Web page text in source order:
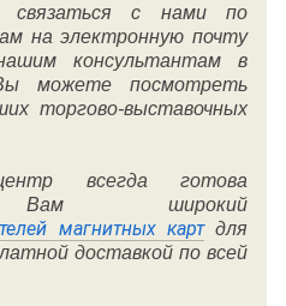
с нами по
на электронную почту
консультантам в
можете посмотреть
торгово-выставочных
всегда готова
Вам широкий
магнитных картдля
доставкой по всей